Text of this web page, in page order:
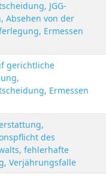
JGG-
Absehen von der
Ermessen
gerichtliche
Ermessen
des
fehlerhafte
Verjährungsfalle